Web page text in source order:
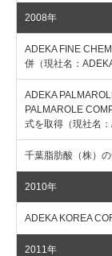
2008年
ADEKA FINE
併（現社名：
ADEKA
PALMAROLE
式を取得（現社名
千葉脂肪酸（株）
2010年
ADEKA KOREA
2011年